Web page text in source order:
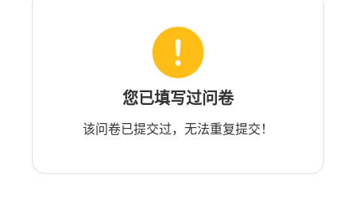
您已填写过问卷
该问卷已提交过，无法重复提交！